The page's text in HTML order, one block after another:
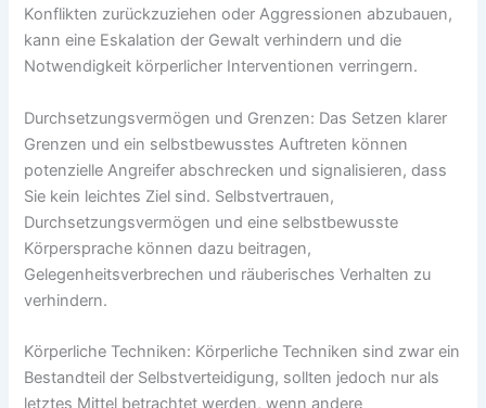
Konflikten zurückzuziehen oder Aggressionen abzubauen,
kann eine Eskalation der Gewalt verhindern und die
Notwendigkeit körperlicher Interventionen verringern.
Durchsetzungsvermögen und Grenzen: Das Setzen klarer
Grenzen und ein selbstbewusstes Auftreten können
potenzielle Angreifer abschrecken und signalisieren, dass
Sie kein leichtes Ziel sind. Selbstvertrauen,
Durchsetzungsvermögen und eine selbstbewusste
Körpersprache können dazu beitragen,
Gelegenheitsverbrechen und räuberisches Verhalten zu
verhindern.
Körperliche Techniken: Körperliche Techniken sind zwar ein
Bestandteil der Selbstverteidigung, sollten jedoch nur als
letztes Mittel betrachtet werden, wenn andere